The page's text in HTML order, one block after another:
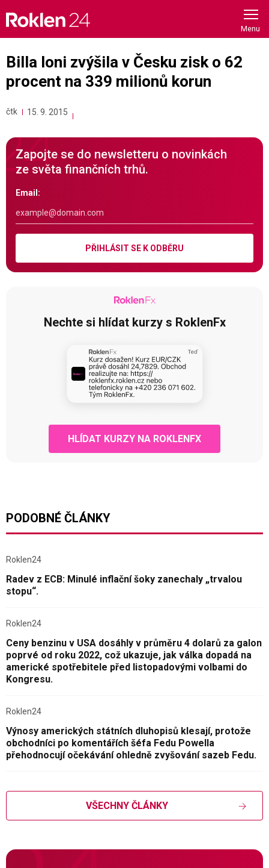
content
Billa loni zvýšila v Česku zisk o 62
procent na 339 milionů korun
čtk 15. 9. 2015
Zapojte se do newsletteru o novinkách
ze světa finančních trhů.
Email:
PŘIHLÁSIT SE K ODBĚRU
Nechte si hlídat kurzy s RoklenFx
HLÍDAT KURZY NA ROKLENFX
PODOBNÉ ČLÁNKY
Roklen24
Radev z ECB: Minulé inflační šoky zanechaly „trvalou
stopu“.
Roklen24
Ceny benzinu v USA dosáhly v průměru 4 dolarů za galon
poprvé od roku 2022, což ukazuje, jak válka dopadá na
americké spotřebitele před listopadovými volbami do
Kongresu.
Roklen24
Výnosy amerických státních dluhopisů klesají, protože
obchodníci po komentářích šéfa Fedu Powella
přehodnocují očekávání ohledně zvyšování sazeb Fedu.
VŠECHNY ČLÁNKY